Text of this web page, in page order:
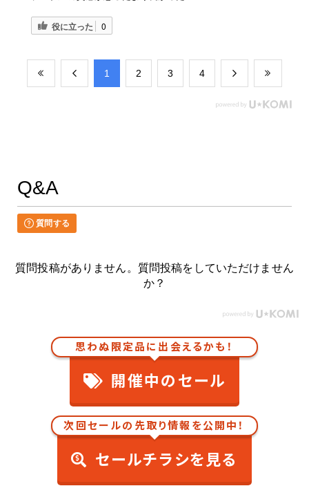
役に立った 0
​1 ​2 ​3 ​4
Q&A
質問する
質問投稿がありません。質問投稿をしていただけません
か？
思わぬ限定品に出会えるかも！
開催中のセール
次回セールの先取り情報を公開中！
セールチラシを見る